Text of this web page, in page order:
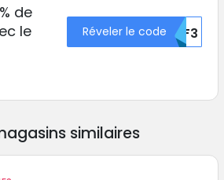
de
le
Réveler le codeBMF3
similaires